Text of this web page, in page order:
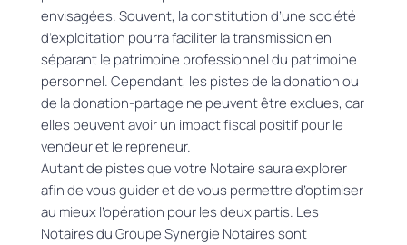
envisagées.Souvent, la constitution d’une société
d’exploitation pourra faciliter la transmission en
séparant le patrimoine professionnel du patrimoine
personnel.Cependant, les pistes de la donation ou
de la donation-partage ne peuvent être exclues, car
elles peuvent avoir un impact fiscal positif pour le
vendeur et le repreneur.
Autant de pistes que votre Notaire saura explorer
afin de vous guider etde vous permettred’optimiser
au mieux l’opération pour les deux partis. Les
Notaires du Groupe Synergie Notaires sont